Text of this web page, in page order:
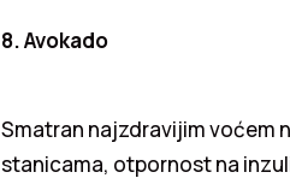
8. Avokado
Smatran najzdravijim voćem
stanicama, otpornost na